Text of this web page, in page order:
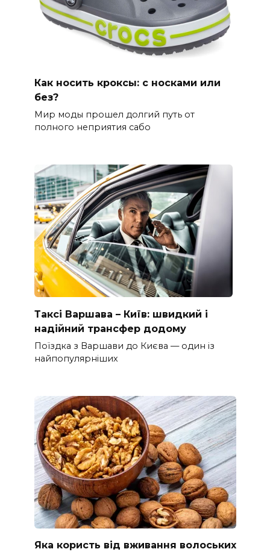
Как носить кроксы: с носками или
без?
Мир моды прошел долгий путь от
полного неприятия сабо
Таксі Варшава – Київ: швидкий і
надійний трансфер додому
Поїздка з Варшави до Києва — один із
найпопулярніших
Яка користь від вживання волоських